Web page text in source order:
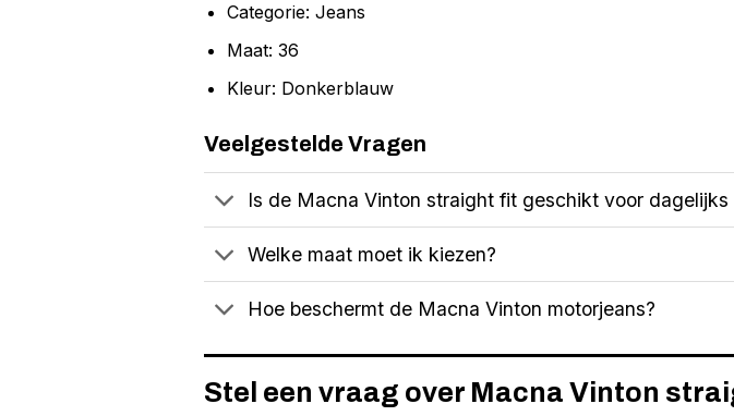
Categorie: Jeans
Maat: 36
Kleur: Donkerblauw
Veelgestelde Vragen
Is de Macna Vinton straight fit geschikt voor dagelijks
Welke maat moet ik kiezen?
Hoe beschermt de Macna Vinton motorjeans?
Stel een vraag over Macna Vinton